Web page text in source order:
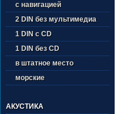
с навигацией
2 DIN без мультимедиа
1 DIN с CD
1 DIN без CD
в штатное место
морские
АКУСТИКА